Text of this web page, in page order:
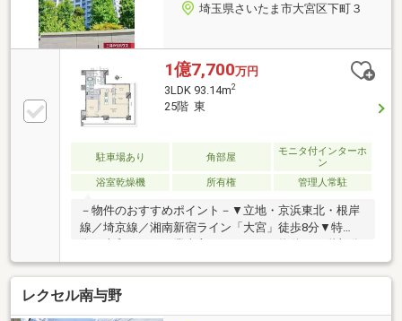
埼玉県さいたま市大宮区下町３
1億7,700万円
3LDK 93.14m2
25階 東
駐車場あり 角部屋
モニタ付インターホ
ン
浴室乾燥機
所有権 管理人常駐
－物件のおすすめポイント－▼立地・京浜東北・根岸
線／埼京線／湘南新宿ライン「大宮」徒歩8分▼特
につき眺望良好（氷川神社・参道向き）・ゲストルー
ムなど多彩な共用施設有▼設備・床暖房(LD)・ディス
ポーザー・WIC、SIC・パントリー・浴室乾燥機▼2026
年8月室内リフォーム完成予定【交換】キッチン、
レクセル南与野